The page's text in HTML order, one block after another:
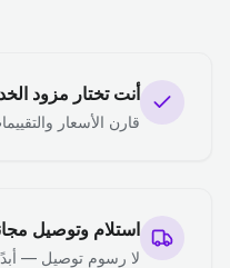
أنت تختار مزود
قارن الأسعار
استلام وتوصيل
لا رسوم توصيل —